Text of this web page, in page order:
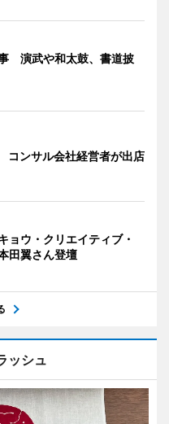
演武や和太鼓、書道披
ンサル会社経営者が出店
ョウ・クリエイティブ・
田翼さん登壇
ッシュ